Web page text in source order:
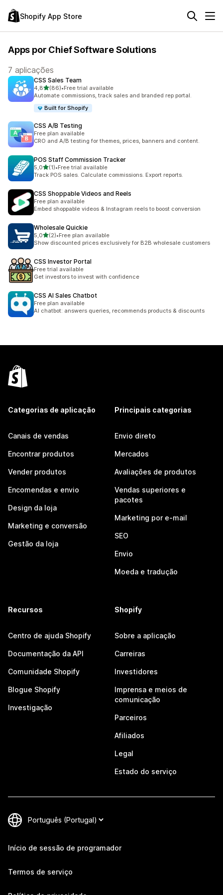
Shopify App Store
Apps por Chief Software Solutions
7 aplicações
CSS Sales Team
4,8de 5 estrelas
(86)
86 total de avaliações
•Free trial available
Automate commissions, track sales and branded rep portal.
Built for Shopify
CSS A/B Testing
Free plan available
CRO and A/B testing for themes, prices, banners and content.
POS Staff Commission Tracker
5,0de 5 estrelas
(1)
1 total de avaliações
•Free trial available
Track POS sales. Calculate commissions. Export reports.
CSS Shoppable Videos and Reels
Free plan available
Embed shoppable videos & Instagram reels to boost conversion
Wholesale Quickie
5,0de 5 estrelas
(2)
2 total de avaliações
•Free plan available
Show discounted prices exclusively for B2B wholesale customers
CSS Investor Portal
Free trial available
Get investors to invest with confidence
CSS AI Sales Chatbot
Free plan available
AI chatbot: answers queries, recommends products & discounts
Categorias de aplicação
Canais de vendas
Encontrar produtos
Vender produtos
Encomendas e envio
Design da loja
Marketing e conversão
Gestão da loja
Principais categorias
Envio direto
Mercados
Avaliações de produtos
Vendas superiores e
pacotes
Marketing por e-mail
SEO
Envio
Moeda e tradução
Recursos
Centro de ajuda Shopify
Documentação da API
Comunidade Shopify
Blogue Shopify
Investigação
Shopify
Sobre a aplicação
Carreiras
Investidores
Imprensa e meios de
comunicação
Parceiros
Afiliados
Legal
Estado do serviço
Início de sessão de programador
Termos de serviço